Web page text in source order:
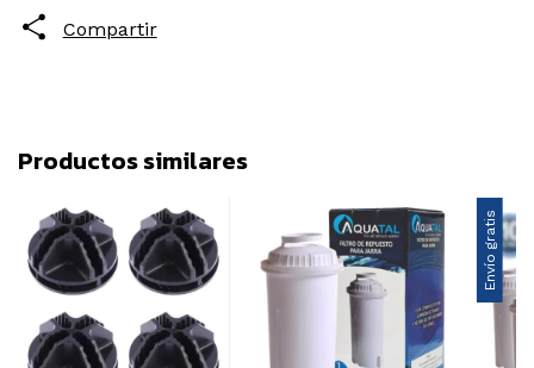
Compartir
Productos similares
Envío gratis